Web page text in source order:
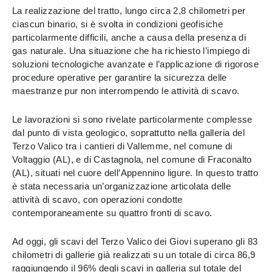
La realizzazione del tratto, lungo circa 2,8 chilometri per
ciascun binario, si è svolta in condizioni geofisiche
particolarmente difficili, anche a causa della presenza di
gas naturale. Una situazione che ha richiesto l’impiego di
soluzioni tecnologiche avanzate e l’applicazione di rigorose
procedure operative per garantire la sicurezza delle
maestranze pur non interrompendo le attività di scavo.
Le lavorazioni si sono rivelate particolarmente complesse
dal punto di vista geologico, soprattutto nella galleria del
Terzo Valico tra i cantieri di Vallemme, nel comune di
Voltaggio (AL), e di Castagnola, nel comune di Fraconalto
(AL), situati nel cuore dell’Appennino ligure. In questo tratto
è stata necessaria un’organizzazione articolata delle
attività di scavo, con operazioni condotte
contemporaneamente su quattro fronti di scavo.
Ad oggi, gli scavi del Terzo Valico dei Giovi superano gli 83
chilometri di gallerie già realizzati su un totale di circa 86,9
raggiungendo il 96% degli scavi in galleria sul totale del